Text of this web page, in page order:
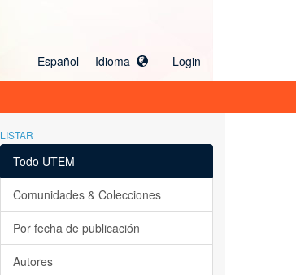
Español Idioma Login
LISTAR
Todo UTEM
Comunidades & Colecciones
Por fecha de publicación
Autores